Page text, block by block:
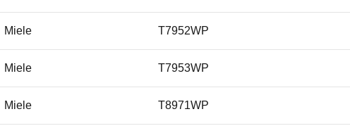
Miele T7952WP
Miele T7953WP
Miele T8971WP